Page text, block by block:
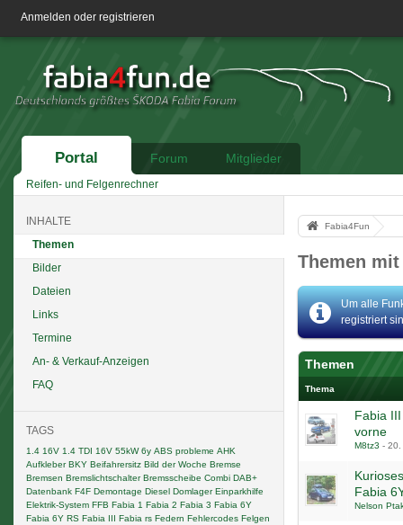
Anmelden oder registrieren
Portal Forum Mitglieder
Reifen- und Felgenrechner
INHALTE
Themen
Bilder
Dateien
Links
Termine
An- & Verkauf-Anzeigen
FAQ
TAGS
1.4 16V 1.4 TDI 16V 55kW 6y ABS probleme AHK
Aufkleber BKY Beifahrersitz Bild der Woche Bremse
Bremsen Bremslichtschalter Bremsscheibe Combi DAB+
Datenbank F4F Demontage Diesel Domlager Einparkhilfe
Elektrik-System FFB Fabia 1 Fabia 2 Fabia 3 Fabia 6Y
Fabia 6Y RS Fabia III Fabia rs Federn Fehlercodes Felgen
Fabia4Fun
Themen mit
Um alle
registriert
Themen
Thema
Fabia
vorne
M8tz3 - 20.
Fabia
Nelson